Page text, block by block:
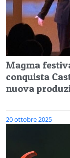
Magma
conquista
nuova
20 ottobre 2025